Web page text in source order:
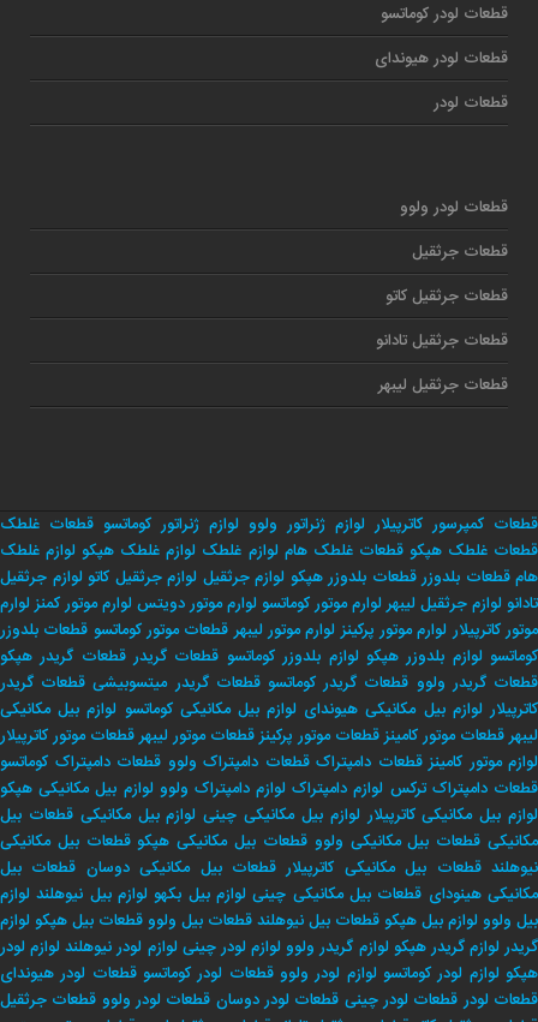
قطعات لودر کوماتسو
قطعات لودر هیوندای
قطعات لودر
قطعات لودر ولوو
قطعات جرثقیل
قطعات جرثقیل کاتو
قطعات جرثقیل تادانو
قطعات جرثقیل لیبهر
قطعات کمپرسور کاترپیلار لوازم ژنراتور ولوو لوازم ژنراتور کوماتسو قطعات غلطک
قطعات غلطک هپکو قطعات غلطک هام لوازم غلطک لوازم غلطک هپکو لوازم غلطک
هام قطعات بلدوزر قطعات بلدوزر هپکو لوازم جرثقیل لوازم جرثقیل کاتو لوازم جرثقیل
تادانو لوازم جرثقیل لیبهر لوارم موتور کوماتسو لوارم موتور دویتس لوارم موتور کمنز لوارم
موتور کاترپیلار لوارم موتور پرکینز لوارم موتور لیبهر قطعات موتور کوماتسو قطعات بلدوزر
کوماتسو لوازم بلدوزر هپکو لوازم بلدوزر کوماتسو قطعات گریدر قطعات گریدر هپکو
قطعات گریدر ولوو قطعات گریدر کوماتسو قطعات گریدر میتسوبیشی قطعات گریدر
کاترپیلار لوازم بیل مکانیکی هیوندای لوازم بیل مکانیکی کوماتسو لوازم بیل مکانیکی
لیبهرقطعات موتور کامینزقطعات موتور پرکینزقطعات موتور لیبهرقطعات موتور کاترپیلار
لوازم موتور کامینز قطعات دامپتراک قطعات دامپتراک ولوو قطعات دامپتراک کوماتسو
قطعات دامپتراک ترکس لوازم دامپتراک لوازم دامپتراک ولوو لوازم بیل مکانیکی هپکو
لوازم بیل مکانیکی کاترپیلار لوازم بیل مکانیکی چینی لوازم بیل مکانیکی قطعات بیل
مکانیکی قطعات بیل مکانیکی ولوو قطعات بیل مکانیکی هپکو قطعات بیل مکانیکی
نیوهلند قطعات بیل مکانیکی کاترپیلار قطعات بیل مکانیکی دوسان قطعات بیل
مکانیکی هینودای قطعات بیل مکانیکی چینی لوازم بیل بکهو لوازم بیل نیوهلند لوازم
بیل ولوو لوازم بیل هپکوقطعات بیل نیوهلندقطعات بیل ولووقطعات بیل هپکو لوازم
گریدر لوازم گریدر هپکو لوازم گریدر ولوو لوازم لودر چینی لوازم لودر نیوهلند لوازم لودر
هپکو لوازم لودر کوماتسو لوازم لودر ولوو قطعات لودر کوماتسو قطعات لودر هیوندای
قطعات لودر قطعات لودر چینی قطعات لودر دوسان قطعات لودر ولوو قطعات جرثقیل